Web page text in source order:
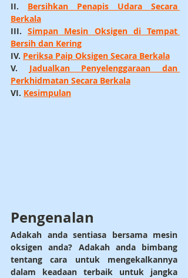
II. Bersihkan Penapis Udara Secara
Berkala
III. Simpan Mesin Oksigen di Tempat
Bersih dan Kering
IV. Periksa Paip Oksigen Secara Berkala
V. Jadualkan Penyelenggaraan dan
Perkhidmatan Secara Berkala
VI. Kesimpulan
Pengenalan
Adakah anda sentiasa bersama mesin
oksigen anda? Adakah anda bimbang
tentang cara untuk mengekalkannya
dalam keadaan terbaik untuk jangka